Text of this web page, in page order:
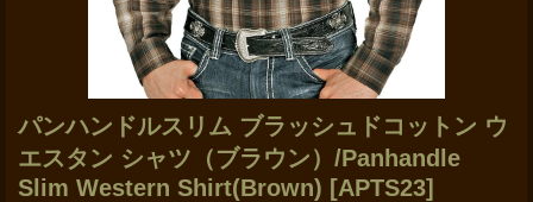
パンハンドルスリム ブラッシュドコットン ウ
エスタン シャツ（ブラウン）/Panhandle
Slim Western Shirt(Brown) [APTS23]